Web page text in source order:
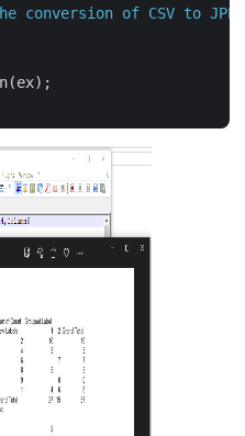
conversion of CSV to